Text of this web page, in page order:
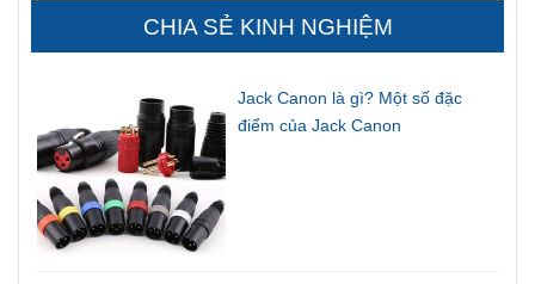
CHIA SẺ KINH NGHIỆM
Jack Canon là gì? Một số đặc
điểm của Jack Canon